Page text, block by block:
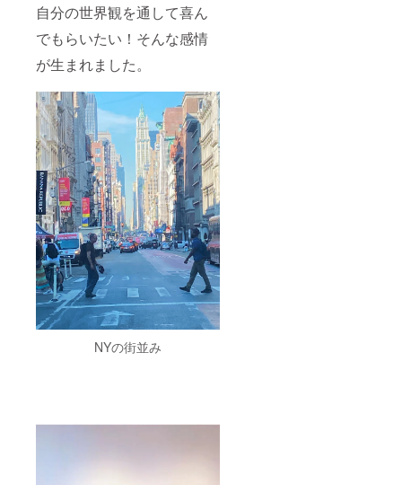
自分の世界観を通して喜ん
でもらいたい！そんな感情
が生まれました。
NYの街並み